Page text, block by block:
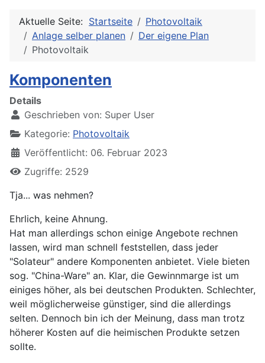
Aktuelle Seite: Startseite
Photovoltaik
Anlage selber planen
Der eigene Plan
Photovoltaik
Komponenten
Details
Geschrieben von: Super User
Kategorie: Photovoltaik
Veröffentlicht: 06. Februar 2023
Zugriffe: 2529
Tja... was nehmen?
Ehrlich, keine Ahnung.
Hat man allerdings schon einige Angebote rechnen
lassen, wird man schnell feststellen, dass jeder
"Solateur" andere Komponenten anbietet. Viele bieten
sog. "China-Ware" an. Klar, die Gewinnmarge ist um
einiges höher, als bei deutschen Produkten. Schlechter,
weil möglicherweise günstiger, sind die allerdings
selten. Dennoch bin ich der Meinung, dass man trotz
höherer Kosten auf die heimischen Produkte setzen
sollte.